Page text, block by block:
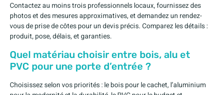
Contactez au moins trois professionnels locaux, fournissez des
photos et des mesures approximatives, et demandez un rendez-
vous de prise de côtes pour un devis précis. Comparez les détails :
produit, pose, délais, et garanties.
Quel matériau choisir entre bois, alu et
PVC pour une porte d’entrée ?
Choisissez selon vos priorités : le bois pour le cachet, l’aluminium